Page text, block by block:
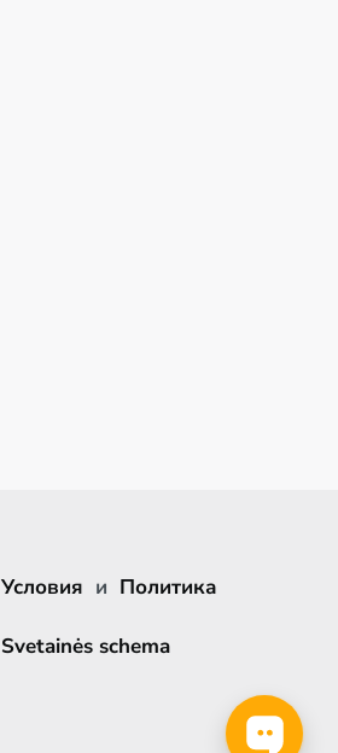
Условия и Политика
Svetainės schema